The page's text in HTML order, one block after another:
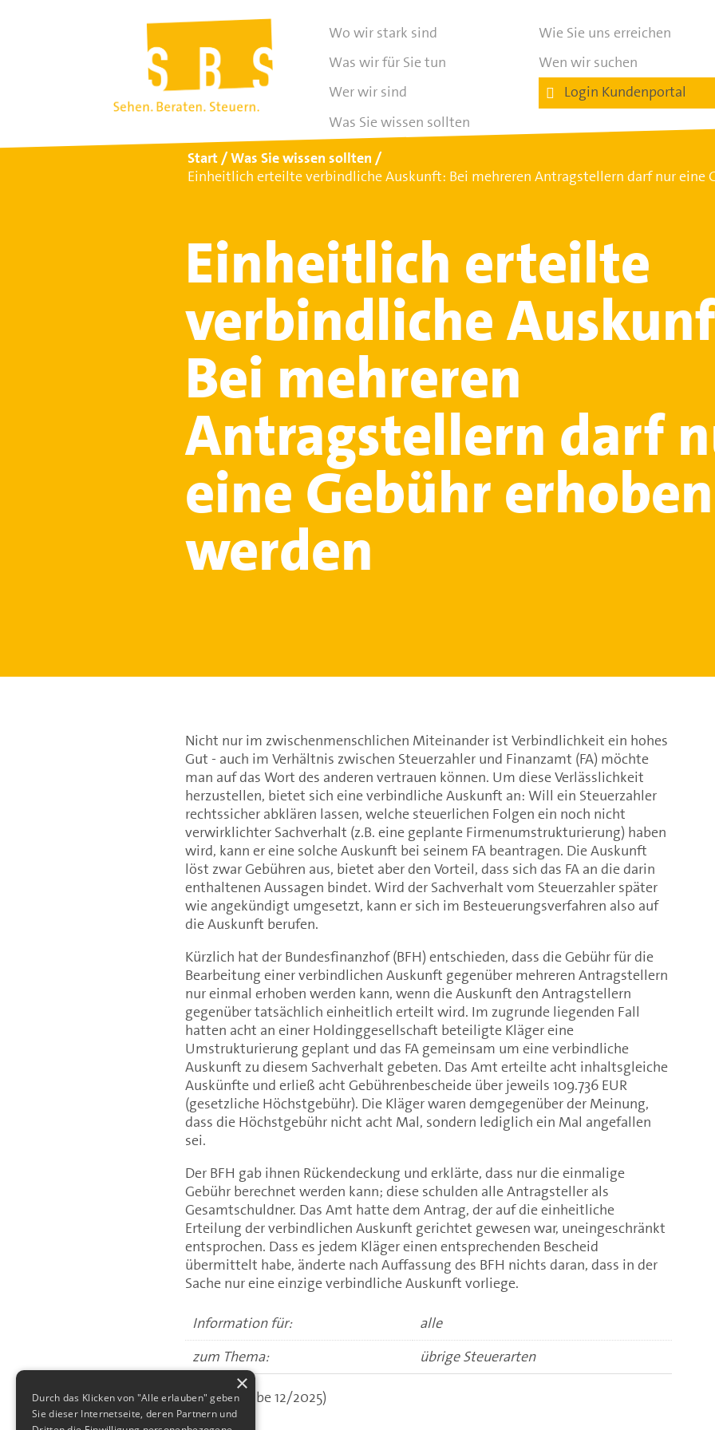
Wo wir stark sind
Was wir für Sie tun
Wer wir sind
Was Sie wissen sollten
Wie Sie uns erreichen
Wen wir suchen
Login Kundenportal
Start
Was Sie wissen sollten
Einheitlich erteilte verbindliche Auskunft: Bei mehreren Antragstellern darf nur eine
Einheitlich erteilte
verbindliche
Bei mehreren
Antragstellern darf
eine Gebühr erhoben
werden
Nicht nur im zwischenmenschlichen Miteinander ist Verbindlichkeit ein hohes
Gut - auch im Verhältnis zwischen Steuerzahler und Finanzamt (FA) möchte
man auf das Wort des anderen vertrauen können. Um diese Verlässlichkeit
herzustellen, bietet sich eine verbindliche Auskunft an: Will ein Steuerzahler
rechtssicher abklären lassen, welche steuerlichen Folgen ein noch nicht
verwirklichter Sachverhalt (z.B. eine geplante Firmenumstrukturierung) haben
wird, kann er eine solche Auskunft bei seinem FA beantragen. Die Auskunft
löst zwar Gebühren aus, bietet aber den Vorteil, dass sich das FA an die darin
enthaltenen Aussagen bindet. Wird der Sachverhalt vom Steuerzahler später
wie angekündigt umgesetzt, kann er sich im Besteuerungsverfahren also auf
die Auskunft berufen.
Kürzlich hat der Bundesfinanzhof (BFH) entschieden, dass die Gebühr für die
Bearbeitung einer verbindlichen Auskunft gegenüber mehreren Antragstellern
nur einmal erhoben werden kann, wenn die Auskunft den Antragstellern
gegenüber tatsächlich einheitlich erteilt wird. Im zugrunde liegenden Fall
hatten acht an einer Holdinggesellschaft beteiligte Kläger eine
Umstrukturierung geplant und das FA gemeinsam um eine verbindliche
Auskunft zu diesem Sachverhalt gebeten. Das Amt erteilte acht inhaltsgleiche
Auskünfte und erließ acht Gebührenbescheide über jeweils 109.736 EUR
(gesetzliche Höchstgebühr). Die Kläger waren demgegenüber der Meinung,
dass die Höchstgebühr nicht acht Mal, sondern lediglich ein Mal angefallen
sei.
Der BFH gab ihnen Rückendeckung und erklärte, dass nur die einmalige
Gebühr berechnet werden kann; diese schulden alle Antragsteller als
Gesamtschuldner. Das Amt hatte dem Antrag, der auf die einheitliche
Erteilung der verbindlichen Auskunft gerichtet gewesen war, uneingeschränkt
entsprochen. Dass es jedem Kläger einen entsprechenden Bescheid
übermittelt habe, änderte nach Auffassung des BFH nichts daran, dass in der
Sache nur eine einzige verbindliche Auskunft vorliege.
Information für:
alle
zum Thema:
übrige Steuerarten
(aus: Ausgabe 12/2025)
×
Durch das Klicken von "Alle erlauben" geben
Sie dieser Internetseite, deren Partnern und